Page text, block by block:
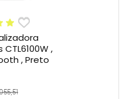
,
, Preto